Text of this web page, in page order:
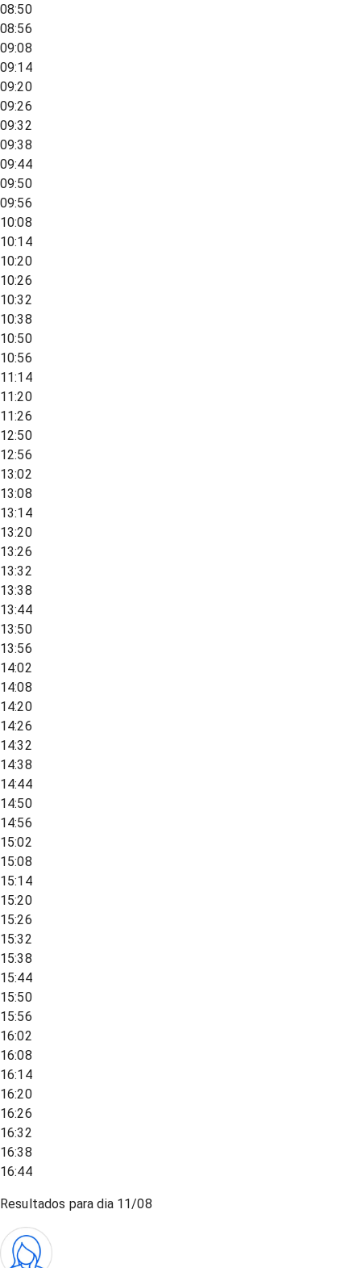
08:50
08:56
09:08
09:14
09:20
09:26
09:32
09:38
09:44
09:50
09:56
10:08
10:14
10:20
10:26
10:32
10:38
10:50
10:56
11:14
11:20
11:26
12:50
12:56
13:02
13:08
13:14
13:20
13:26
13:32
13:38
13:44
13:50
13:56
14:02
14:08
14:20
14:26
14:32
14:38
14:44
14:50
14:56
15:02
15:08
15:14
15:20
15:26
15:32
15:38
15:44
15:50
15:56
16:02
16:08
16:14
16:20
16:26
16:32
16:38
16:44
Resultados para dia 11/08